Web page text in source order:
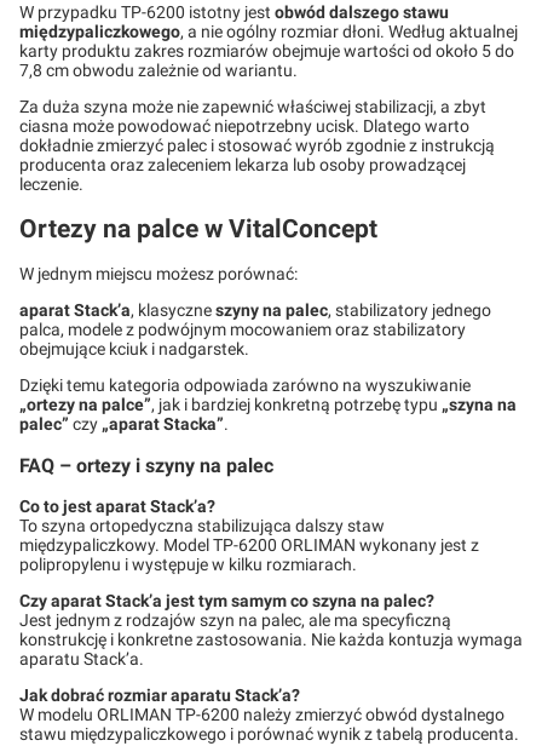
W przypadku TP-6200 istotny jest obwód dalszego stawu
międzypaliczkowego, a nie ogólny rozmiar dłoni. Według aktualnej
karty produktu zakres rozmiarów obejmuje wartości od około 5 do
7,8 cm obwodu zależnie od wariantu.
Za duża szyna może nie zapewnić właściwej stabilizacji, a zbyt
ciasna może powodować niepotrzebny ucisk. Dlatego warto
dokładnie zmierzyć palec i stosować wyrób zgodnie z instrukcją
producenta oraz zaleceniem lekarza lub osoby prowadzącej
leczenie.
Ortezy na palce w VitalConcept
W jednym miejscu możesz porównać:
aparat Stack’a, klasyczneszyny na palec, stabilizatory jednego
palca, modele z podwójnym mocowaniem oraz stabilizatory
obejmujące kciuk i nadgarstek.
Dzięki temu kategoria odpowiada zarówno na wyszukiwanie
„ortezy na palce”, jak i bardziej konkretną potrzebę typu „szyna na
palec” czy „aparat Stacka”.
FAQ – ortezy i szyny na palec
Co to jest aparat Stack’a?
To szyna ortopedyczna stabilizująca dalszy staw
międzypaliczkowy. Model TP-6200 ORLIMAN wykonany jest z
polipropylenu i występuje w kilku rozmiarach.
Czy aparat Stack’a jest tym samym co szyna na palec?
Jest jednym z rodzajów szyn na palec, ale ma specyficzną
konstrukcję i konkretne zastosowania. Nie każda kontuzja wymaga
aparatu Stack’a.
Jak dobrać rozmiar aparatu Stack’a?
W modelu ORLIMAN TP-6200 należy zmierzyć obwód dystalnego
stawu międzypaliczkowego i porównać wynik z tabelą producenta.